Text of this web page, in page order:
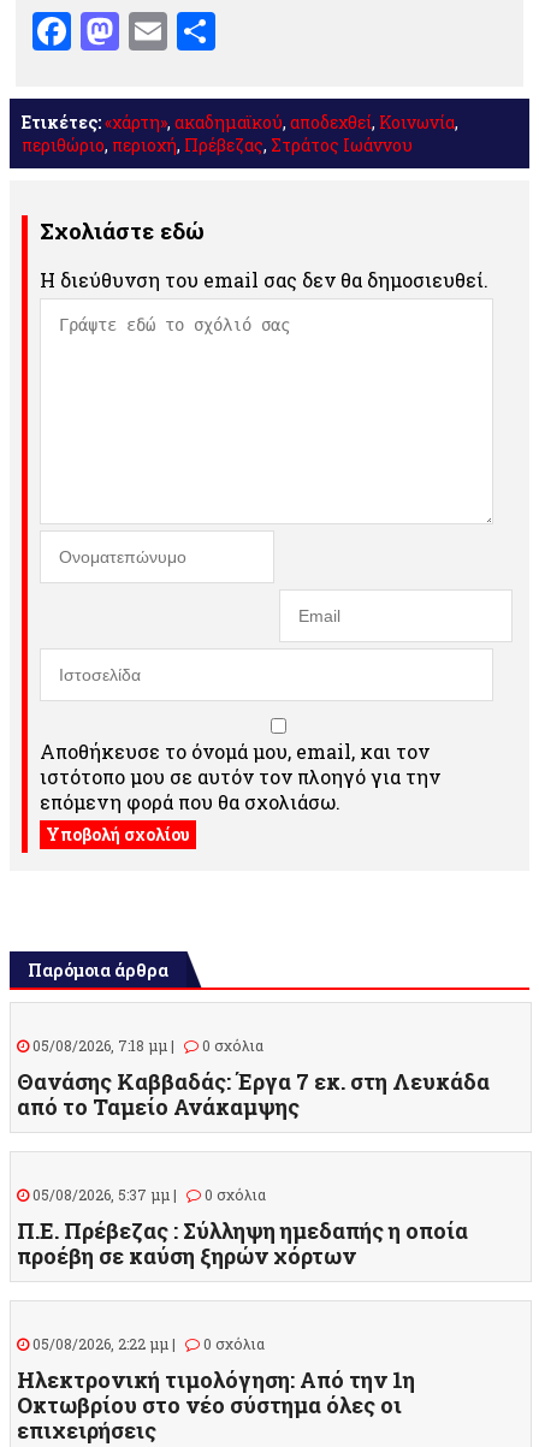
Facebook
Mastodon
Email
Ετικέτες:«χάρτη», ακαδημαϊκού, αποδεχθεί, Κοινωνία,
περιθώριο, περιοχή, Πρέβεζας, Στράτος Ιωάννου
Σχολιάστε εδώ
Η διεύθυνση του email σας δεν θα δημοσιευθεί.
Αποθήκευσε το όνομά μου, email, και τον
ιστότοπο μου σε αυτόν τον πλοηγό για την
επόμενη φορά που θα σχολιάσω.
Παρόμοια άρθρα
05/08/2026, 7:18 μμ | 0 σχόλια
Θανάσης Καββαδάς: Έργα 7 εκ. στη Λευκάδα
από το Ταμείο Ανάκαμψης
05/08/2026, 5:37 μμ | 0 σχόλια
Π.Ε. Πρέβεζας : Σύλληψη ημεδαπής η οποία
προέβη σε καύση ξηρών χόρτων
05/08/2026, 2:22 μμ | 0 σχόλια
Ηλεκτρονική τιμολόγηση: Από την 1η
Οκτωβρίου στο νέο σύστημα όλες οι
επιχειρήσεις